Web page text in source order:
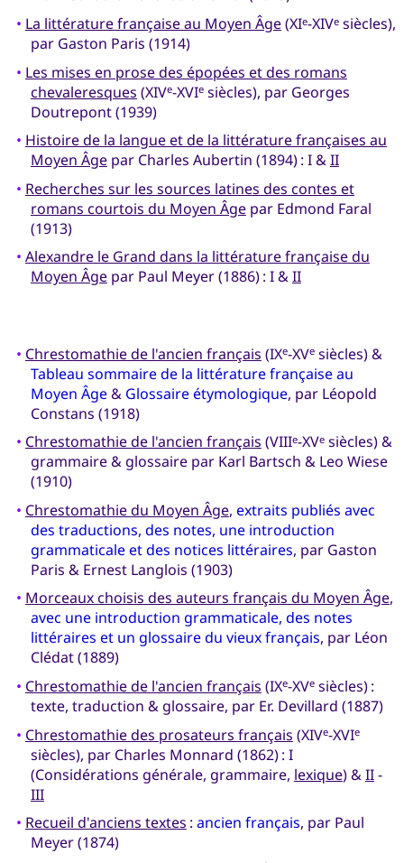
• La littérature française au Moyen Âge(XIe-XIVesiècles),
par Gaston Paris (1914)
• Les mises en prose des épopées et des romans
chevaleresques (XIVe-XVIesiècles), par Georges
Doutrepont (1939)
• Histoire de la langue et de la littérature françaises au
Moyen Âgepar Charles Aubertin (1894) : I &II
• Recherches sur les sources latines des contes et
romans courtois du Moyen Âgepar Edmond Faral
(1913)
• Alexandre le Grand dans la littérature française du
Moyen Âgepar Paul Meyer (1886) : I &II
• Chrestomathie de l'ancien français (IXe-XVesiècles) &
Tableau sommaire de la littérature française au
Moyen Âge& Glossaire étymologique, par Léopold
Constans (1918)
• Chrestomathie de l'ancien français (VIIIe-XVesiècles) &
grammaire & glossaire par Karl Bartsch & Leo Wiese
(1910)
• Chrestomathie du Moyen Âge, extraits publiés avec
des traductions, des notes, une introduction
grammaticale et des notices littéraires, par Gaston
Paris & Ernest Langlois (1903)
• Morceaux choisis des auteurs français du Moyen Âge,
avec une introduction grammaticale, des notes
littéraires et un glossaire du vieux français, par Léon
Clédat (1889)
• Chrestomathie de l'ancien français (IXe-XVesiècles) :
texte, traduction & glossaire, par Er. Devillard (1887)
• Chrestomathie des prosateurs français (XIVe-XVIe
siècles), par Charles Monnard (1862) : I
(Considérations générale, grammaire, lexique) &II-
III
• Recueil d'anciens textes : ancien français, par Paul
Meyer (1874)